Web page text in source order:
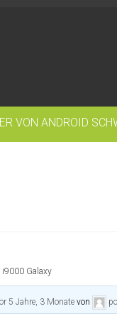
VON ANDROID
i9000 Galaxy
5 Jahre, 3 Monate von